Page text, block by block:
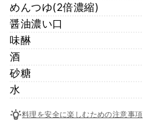
めんつゆ(2倍濃縮)
醤油濃い口
味醂
酒
砂糖
水
料理を安全に楽しむための注意事項